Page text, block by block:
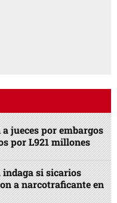
jueces por embargos
por L921 millones
indaga si sicarios
a narcotraficante en